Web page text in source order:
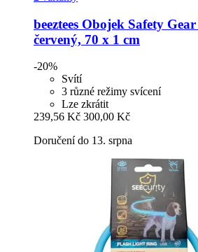
beeztees Obojek Safety
červený, 70 x 1 cm
-20%
Svítí
3 různé režimy svícení
Lze zkrátit
239,56 Kč 300,00 Kč
Doručení do 13. srpna